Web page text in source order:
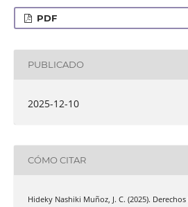
PDF
PUBLICADO
2025-12-10
CÓMO CITAR
Hideky Nashiki Muñoz, J. C. (2025).